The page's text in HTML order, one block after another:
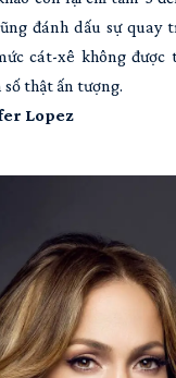
đánh dấu sự quay
cát-xê không được
thật ấn tượng.
Lopez